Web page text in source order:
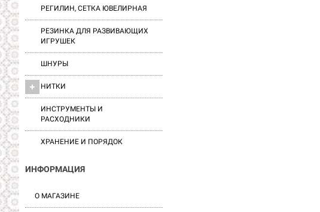
РЕГИЛИН, СЕТКА ЮВЕЛИРНАЯ
РЕЗИНКА ДЛЯ РАЗВИВАЮЩИХ
ИГРУШЕК
ШНУРЫ
НИТКИ
ИНСТРУМЕНТЫ И
РАСХОДНИКИ
ХРАНЕНИЕ И ПОРЯДОК
ИНФОРМАЦИЯ
О МАГАЗИНЕ